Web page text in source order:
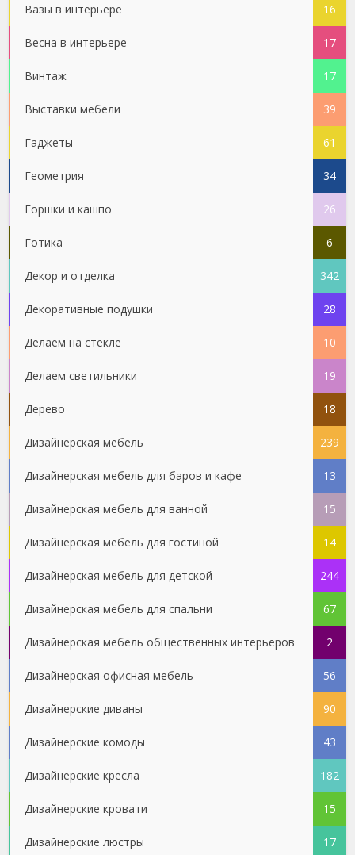
Вазы в интерьере 16
Весна в интерьере 17
Винтаж 17
Выставки мебели 39
Гаджеты 61
Геометрия 34
Горшки и кашпо 26
Готика 6
Декор и отделка 342
Декоративные подушки 28
Делаем на стекле 10
Делаем светильники 19
Дерево 18
Дизайнерская мебель 239
Дизайнерская мебель для баров и кафе 13
Дизайнерская мебель для ванной 15
Дизайнерская мебель для гостиной 14
Дизайнерская мебель для детской 244
Дизайнерская мебель для спальни 67
Дизайнерская мебель общественных интерьеров 2
Дизайнерская офисная мебель 56
Дизайнерские диваны 90
Дизайнерские комоды 43
Дизайнерские кресла 182
Дизайнерские кровати 15
Дизайнерские люстры 17